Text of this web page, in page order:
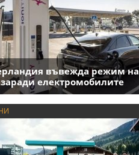
въвежда режим на
заради електромобилите